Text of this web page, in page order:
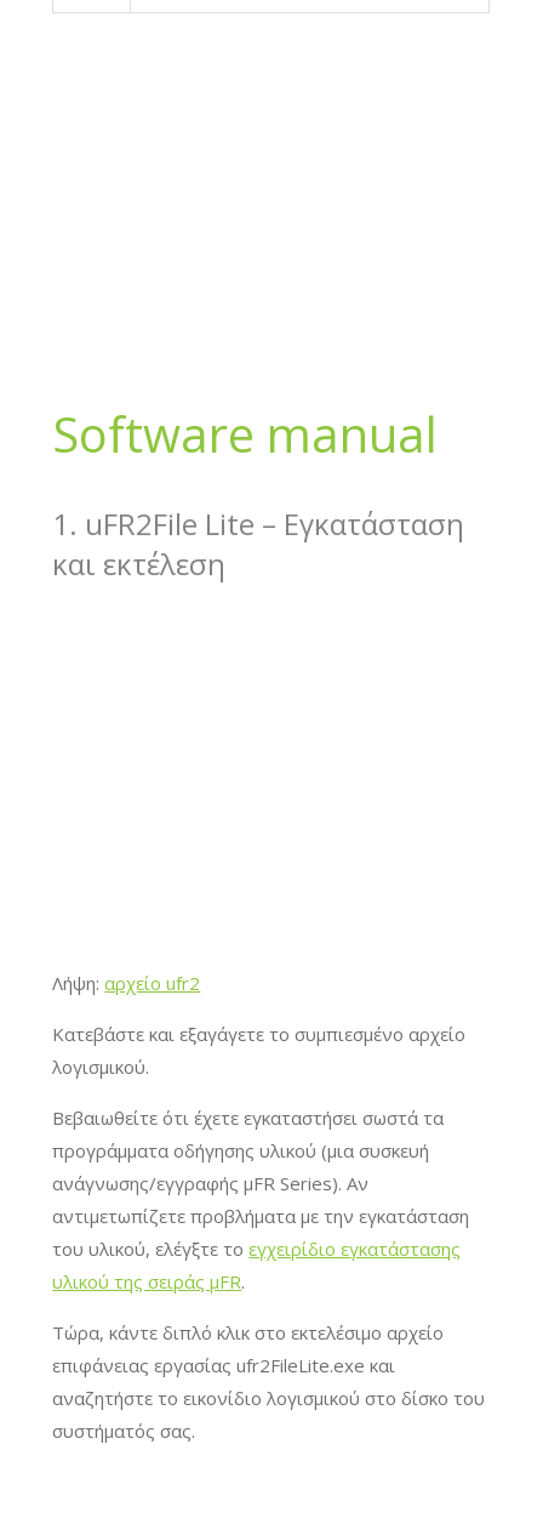
Software manual
1. uFR2File Lite – Εγκατάσταση
και εκτέλεση
Λήψη:αρχείο ufr2
Κατεβάστε και εξαγάγετε το συμπιεσμένο αρχείο
λογισμικού.
Βεβαιωθείτε ότι έχετε εγκαταστήσει σωστά τα
προγράμματα οδήγησης υλικού (μια συσκευή
ανάγνωσης/εγγραφής μFR Series). Αν
αντιμετωπίζετε προβλήματα με την εγκατάσταση
του υλικού, ελέγξτε τοεγχειρίδιο εγκατάστασης
υλικού της σειράς μFR.
Τώρα, κάντε διπλό κλικ στο εκτελέσιμο αρχείο
επιφάνειας εργασίας ufr2FileLite.exe και
αναζητήστε το εικονίδιο λογισμικού στο δίσκο του
συστήματός σας.